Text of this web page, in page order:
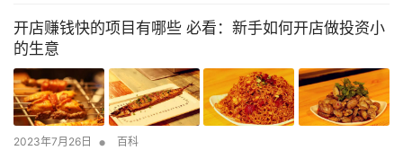
不想再做微商代理的人和淘宝店的积压库存，卖不出去的东西可以
拿到…
开店赚钱快的项目有哪些 必看：新手如何开店做投资小
的生意
2023年7月26日 • 百科